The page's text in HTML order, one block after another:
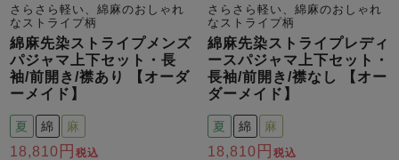
さらさら軽い、綿麻のおしゃれ
なストライプ柄
綿麻先染ストライプメンズ
パジャマ上下セット・長
袖/前開き/襟あり 【オーダ
ーメイド】
夏 綿 麻
18,810 税込
さらさら軽い、綿麻のおしゃれ
なストライプ柄
綿麻先染ストライプレディ
ースパジャマ上下セット・
長袖/前開き/襟なし 【オー
ダーメイド】
夏 綿 麻
18,810 税込